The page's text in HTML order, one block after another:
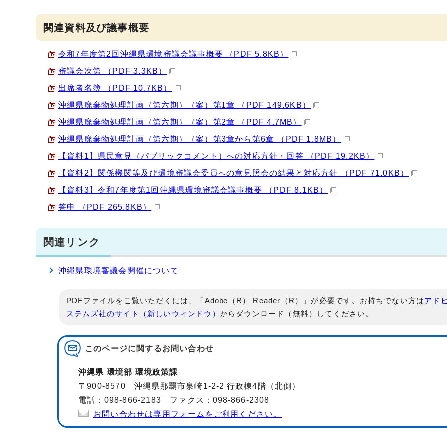
関連資料及び議事概要
令和7年度第2回沖縄県環境審議会議事概要 （PDF 5.8KB）
審議会次第 （PDF 3.3KB）
出席者名簿 （PDF 10.7KB）
沖縄県廃棄物処理計画（第六期）（案）第1章 （PDF 149.6KB）
沖縄県廃棄物処理計画（第六期）（案）第2章 （PDF 4.7MB）
沖縄県廃棄物処理計画（第六期）（案）第3章から第6章 （PDF 1.8MB）
【資料1】県民意見（パブリックコメント）への対応方針・回答 （PDF 19.2KB）
【資料2】関係機関等及び環境審議会委員への意見照会の結果と対応方針 （PDF 71.0KB）
【資料3】令和7年度第1回沖縄県環境審議会議事概要 （PDF 8.1KB）
答申 （PDF 265.8KB）
関連リンク
沖縄県環境審議会開催について
PDFファイルをご覧いただくには、「Adobe（R） Reader（R）」が必要です。お持ちでない方はアド
ステムズ社のサイト（新しいウィンドウ） からダウンロード（無料）してください。
このページに関するお問い合わせ
沖縄県 環境部 環境政策課
〒900-8570 沖縄県那覇市泉崎1-2-2 行政棟4階（北側）
電話：098-866-2183 ファクス：098-866-2308
お問い合わせは専用フォームをご利用ください。